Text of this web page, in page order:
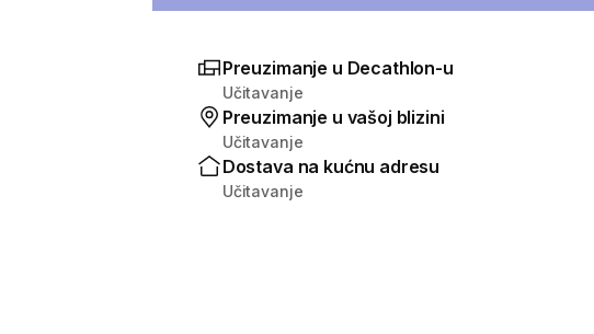
Preuzimanje u Decathlon-u
Učitavanje
Preuzimanje u vašoj blizini
Učitavanje
Dostava na kućnu adresu
Učitavanje